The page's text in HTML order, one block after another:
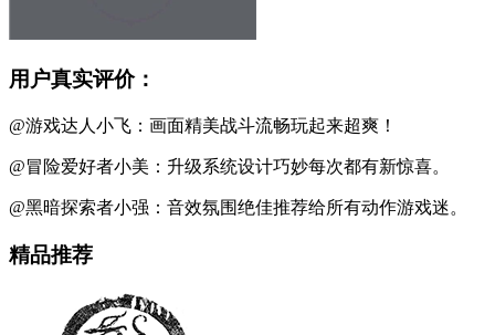
用户真实评价：
@游戏达人小飞：画面精美战斗流畅玩起来超爽！
@冒险爱好者小美：升级系统设计巧妙每次都有新惊喜。
@黑暗探索者小强：音效氛围绝佳推荐给所有动作游戏迷。
精品推荐